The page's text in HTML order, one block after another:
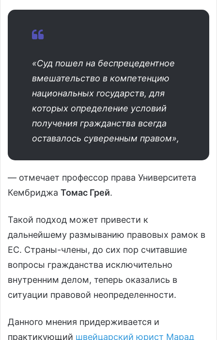
«Суд пошел на беспрецедентное
вмешательство в компетенцию
национальных государств, для
которых определение условий
получения гражданства всегда
оставалось суверенным правом»,
— отмечает профессор права Университета
Кембриджа Томас Грей.
Такой подход может привести к
дальнейшему размыванию правовых рамок в
ЕС. Страны-члены, до сих пор считавшие
вопросы гражданства исключительно
внутренним делом, теперь оказались в
ситуации правовой неопределенности.
Данного мнения придерживается и
практикующий швейцарский юрист Марад